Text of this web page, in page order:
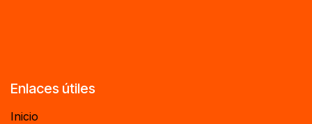
Enlaces útiles
Inicio